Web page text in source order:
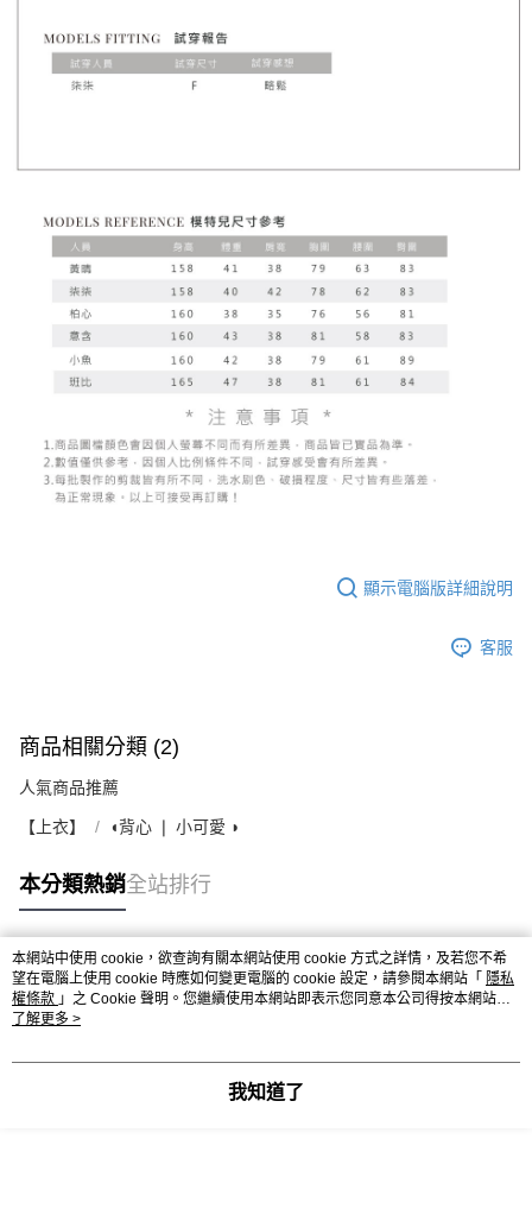
顯示電腦版詳細說明
客服
商品相關分類 (2)
人氣商品推薦
【上衣】 ◖背心 ❘ 小可愛 ◗
本分類熱銷全站排行
熱門標籤
本網站中使用 cookie，欲查詢有關本網站使用 cookie 方式之詳情，及若您不希
望在電腦上使用 cookie 時應如何變更電腦的 cookie 設定，請參閱本網站「 隱私
權條款 」之 Cookie 聲明。您繼續使用本網站即表示您同意本公司得按本網站使
用條款之 Cookie 聲明使用 cookie。
了解更多 >
我知道了